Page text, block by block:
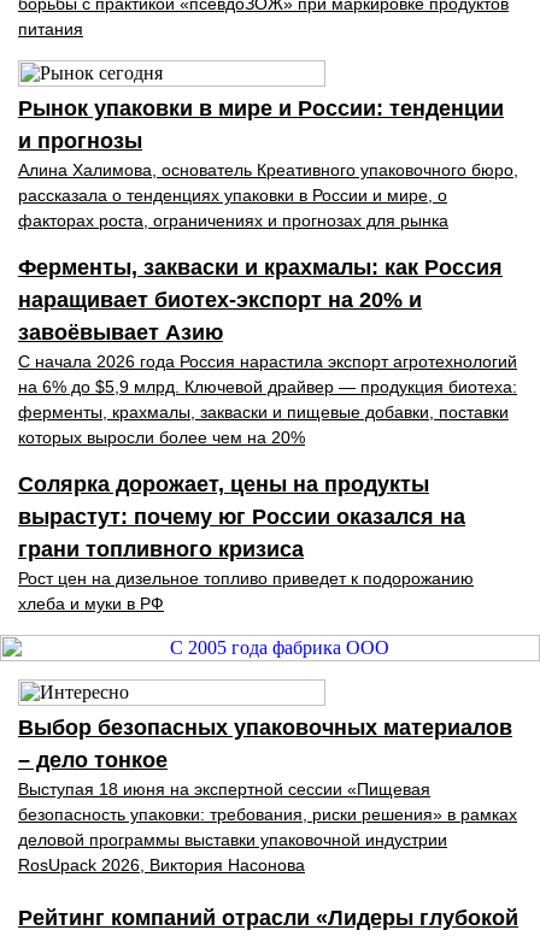
питания
Рынок упаковки в мире и России: тенденции
и прогнозы
Алина Халимова, основатель Креативного упаковочного бюро,
рассказала о тенденциях упаковки в России и мире, о
факторах роста, ограничениях и прогнозах для рынка
Ферменты, закваски и крахмалы: как Россия
наращивает биотех-экспорт на 20% и
завоёвывает Азию
С начала 2026 года Россия нарастила экспорт агротехнологий
на 6% до $5,9 млрд. Ключевой драйвер — продукция биотеха:
ферменты, крахмалы, закваски и пищевые добавки, поставки
которых выросли более чем на 20%
Солярка дорожает, цены на продукты
вырастут: почему юг России оказался на
грани топливного кризиса
Рост цен на дизельное топливо приведет к подорожанию
хлеба и муки в РФ
Выбор безопасных упаковочных материалов
– дело тонкое
Выступая 18 июня на экспертной сессии «Пищевая
безопасность упаковки: требования, риски решения» в рамках
деловой программы выставки упаковочной индустрии
RosUpack 2026, Виктория Насонова
Рейтинг компаний отрасли «Лидеры глубокой